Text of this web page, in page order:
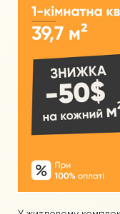
КВАРТИРИ З